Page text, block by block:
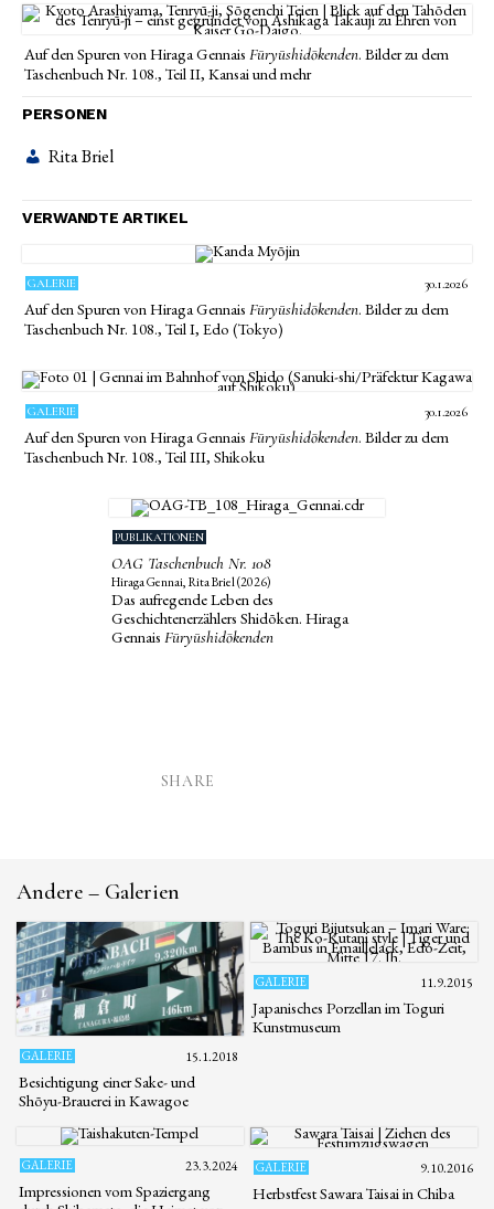
Auf den Spuren von Hiraga Gennais Fūryūshidōkenden. Bilder zu dem
Taschenbuch Nr. 108., Teil II, Kansai und mehr
PERSONEN
Rita Briel
VERWANDTE ARTIKEL
GALERIE 30.1.2026
Auf den Spuren von Hiraga Gennais Fūryūshidōkenden. Bilder zu dem
Taschenbuch Nr. 108., Teil I, Edo (Tokyo)
GALERIE 30.1.2026
Auf den Spuren von Hiraga Gennais Fūryūshidōkenden. Bilder zu dem
Taschenbuch Nr. 108., Teil III, Shikoku
PUBLIKATIONEN
OAG Taschenbuch Nr. 108
Hiraga Gennai, Rita Briel (2026)
Das aufregende Leben des
Geschichtenerzählers Shidōken. Hiraga
Gennais Fūryūshidōkenden
SHARE
Andere – Galerien
GALERIE 15.1.2018
Besichtigung einer Sake- und
Shōyu-Brauerei in Kawagoe
GALERIE 11.9.2015
Japanisches Porzellan im Toguri
Kunstmuseum
GALERIE 23.3.2024
Impressionen vom Spaziergang
GALERIE 9.10.2016
Herbstfest Sawara Taisai in Chiba